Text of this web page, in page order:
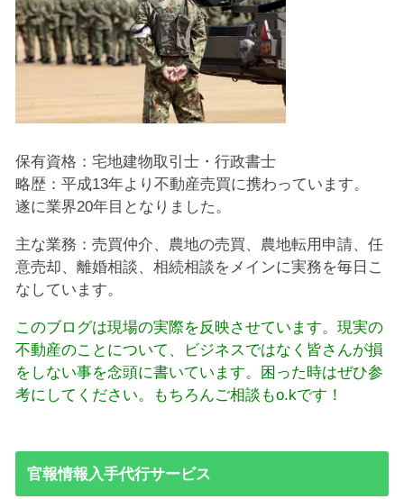
保有資格：宅地建物取引士・行政書士
略歴：平成13年より不動産売買に携わっています。
遂に業界20年目となりました。
主な業務：売買仲介、農地の売買、農地転用申請、任
意売却、離婚相談、相続相談をメインに実務を毎日こ
なしています。
このブログは現場の実際を反映させています。現実の
不動産のことについて、ビジネスではなく皆さんが損
をしない事を念頭に書いています。困った時はぜひ参
考にしてください。もちろんご相談もo.kです！
官報情報入手代行サービス